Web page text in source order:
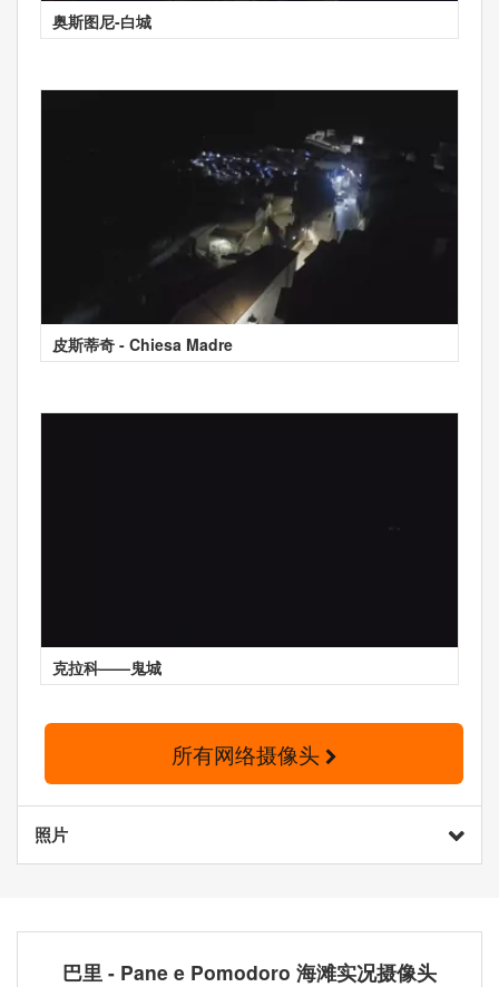
奥斯图尼-白城
皮斯蒂奇 - Chiesa Madre
克拉科——鬼城
所有网络摄像头
照片
巴里 - Pane e Pomodoro 海滩实况摄像头